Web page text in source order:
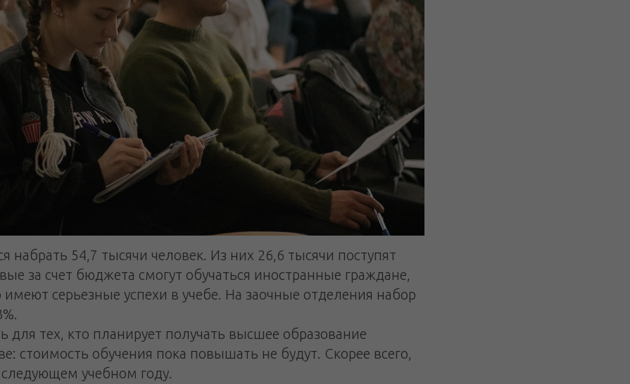
набрать 54,7 тысячи человек. Из них 26,6 тысячи поступят
за счет бюджета смогут обучаться иностранные граждане,
имеют серьезные успехи в учебе. На заочные отделения набор
для тех, кто планирует получать высшее образование
стоимость обучения пока повышать не будут. Скорее всего,
следующем учебном году.